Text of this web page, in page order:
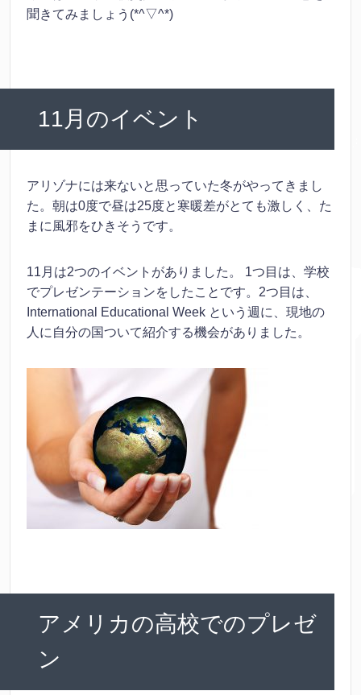
聞きてみましょう(*^▽^*)
11月のイベント
アリゾナには来ないと思っていた冬がやってきまし
た。朝は0度で昼は25度と寒暖差がとても激しく、た
まに風邪をひきそうです。
11月は2つのイベントがありました。 1つ目は、学校
でプレゼンテーションをしたことです。2つ目は、
International Educational Week という週に、現地の
人に自分の国ついて紹介する機会がありました。
アメリカの高校でのプレゼ
ン